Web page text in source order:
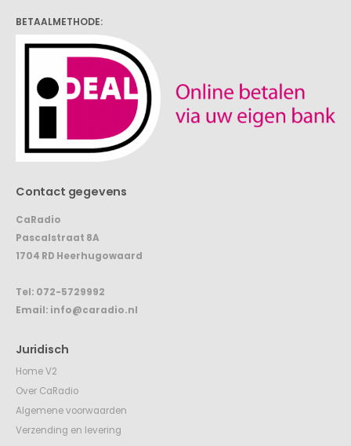
BETAALMETHODE:
Contact gegevens
CaRadio
Pascalstraat 8A
1704 RD Heerhugowaard
Tel: 072-5729992
Email: info@caradio.nl
Juridisch
Home V2
Over CaRadio
Algemene voorwaarden
Verzending en levering